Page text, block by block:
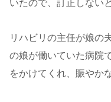
いたので、訂正しない
リハビリの主任が娘の
の娘が働いていた病院
をかけてくれ、賑やか